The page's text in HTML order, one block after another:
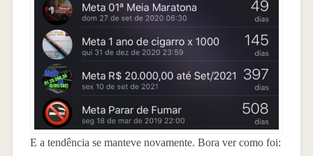
E a tendência se manteve novamente. Bora ver como foi: